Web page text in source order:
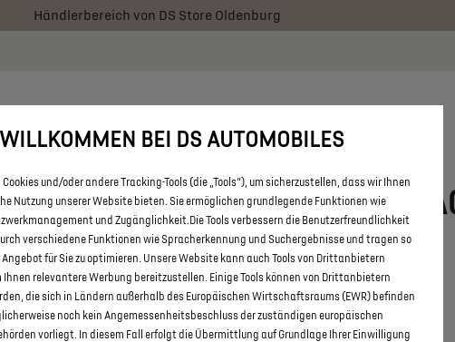
Händlerbereich von DS Store Oldenburg
7 UND DS 7 CROSSBACK
STORE OLDENBURG
WILLKOMMEN BEI DS AUTOMOBILES
und/oder andere Tracking-Tools (die „Tools“), um sicherzustellen, dass wir Ihnen
Nutzung unserer Website bieten. Sie ermöglichen grundlegende Funktionen wie
und Zugänglichkeit.Die Tools verbessern die Benutzerfreundlichkeit
verschiedene Funktionen wie Spracherkennung und Suchergebnisse und tragen so
Angebot für Sie zu optimieren. Unsere Website kann auch Tools von Drittanbietern
Ihnen relevantere Werbung bereitzustellen. Einige Tools können von Drittanbietern
die sich in Ländern außerhalb des Europäischen Wirtschaftsraums (EWR) befinden
noch kein Angemessenheitsbeschluss der zuständigen europäischen
vorliegt. In diesem Fall erfolgt die Übermittlung auf Grundlage Ihrer Einwilligung